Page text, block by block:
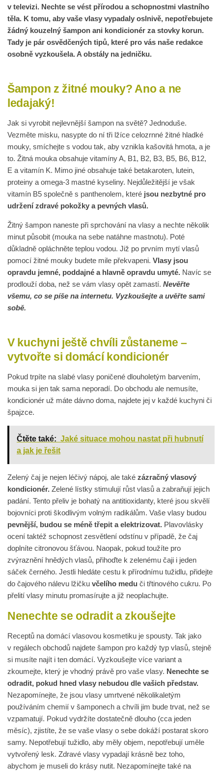
v televizi. Nechte se vést přírodou a schopnostmi vlastního
těla. K tomu, aby vaše vlasy vypadaly oslnivě, nepotřebujete
žádný kouzelný šampon ani kondicionér za stovky korun.
Tady je pár osvědčených tipů, které pro vás naše redakce
osobně vyzkoušela. A obstály na jedničku.
Šampon z žitné mouky? Ano a ne
ledajaký!
Jak si vyrobit nejlevnější šampon na světě? Jednoduše.
Vezměte misku, nasypte do ní tři lžíce celozrnné žitné hladké
mouky, smíchejte s vodou tak, aby vznikla kašovitá hmota, a je
to. Žitná mouka obsahuje vitamíny A, B1, B2, B3, B5, B6, B12,
E a vitamín K. Mimo jiné obsahuje také betakaroten, lutein,
proteiny a omega-3 mastné kyseliny. Nejdůležitější je však
vitamín B5 společně s panthenolem, které jsou nezbytné pro
udržení zdravé pokožky a pevných vlasů.
Žitný šampon naneste při sprchování na vlasy a nechte několik
minut působit (mouka na sebe natáhne mastnotu). Poté
důkladně opláchněte teplou vodou. Již po prvním mytí vlasů
pomocí žitné mouky budete mile překvapeni. Vlasy jsou
opravdu jemné, poddajné a hlavně opravdu umyté. Navíc se
prodlouží doba, než se vám vlasy opět zamastí. Nevěřte
všemu, co se píše na internetu. Vyzkoušejte a uvěřte sami
sobě.
V kuchyni ještě chvíli zůstaneme –
vytvořte si domácí kondicionér
Pokud trpíte na slabé vlasy poničené dlouholetým barvením,
mouka si jen tak sama neporadí. Do obchodu ale nemusíte,
kondicionér už máte dávno doma, najdete jej v každé kuchyni či
špajzce.
Čtěte také: Jaké situace mohou nastat při hubnutí
a jak je řešit
Zelený čaj je nejen léčivý nápoj, ale také zázračný vlasový
kondicionér. Zelené lístky stimulují růst vlasů a zabraňují jejich
padání. Tento přeliv je bohatý na antitioxidanty, které jsou skvělí
bojovníci proti škodlivým volným radikálům. Vaše vlasy budou
pevnější, budou se méně třepit a elektrizovat. Plavovlásky
ocení taktéž schopnost zesvětlení odstínu v případě, že čaj
doplníte citronovou šťávou. Naopak, pokud toužíte pro
zvýraznění hnědých vlasů, přihoďte k zelenému čaji i jeden
sáček černého. Jestli hledáte cestu k přírodnímu tužidlu, přidejte
do čajového nálevu lžičku včelího medu či třtinového cukru. Po
přelití vlasy minutu promasírujte a již neoplachujte.
Nenechte se odradit a zkoušejte
Receptů na domácí vlasovou kosmetiku je spousty. Tak jako
v regálech obchodů najdete šampon pro každý typ vlasů, stejně
si musíte najít i ten domácí. Vyzkoušejte více variant a
zkoumejte, který je vhodný právě pro vaše vlasy. Nenechte se
odradit, pokud hned vlasy nebudou dle vašich představ.
Nezapomínejte, že jsou vlasy umrtvené několikaletým
používáním chemií v šamponech a chvíli jim bude trvat, než se
vzpamatují. Pokud vydržíte dostatečně dlouho (cca jeden
měsíc), zjistíte, že se vaše vlasy o sebe dokáží postarat skoro
samy. Nepotřebují tužidlo, aby měly objem, nepotřebují uměle
vytvořený lesk. Zdravé vlasy vypadají krásně bez toho,
abychom je museli do krásy nutit. Nezapomínejte také na